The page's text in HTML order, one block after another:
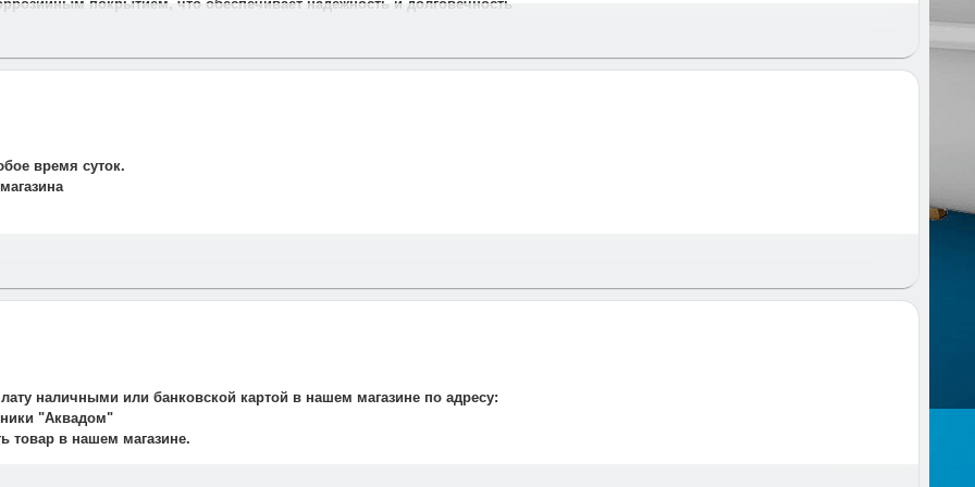
покрытием, что обеспечивает надежность и долговечность
время суток.
700 рублей.
осуществляется.
наличными или банковской картой в нашем магазине по адресу:
"Аквадом"
товар в нашем магазине.